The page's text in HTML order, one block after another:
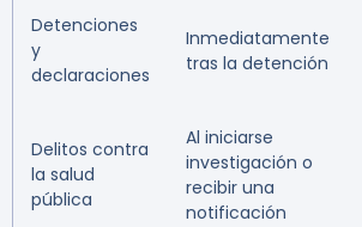
Detenciones
y
declaraciones
Inmediatamente
tras la detención
Delitos contra
la salud
pública
Al iniciarse
investigación o
recibir una
notificación